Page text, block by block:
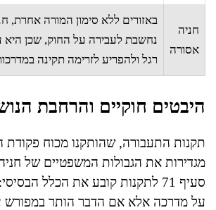
חניה
אסורה
באזורים ללא סימון המורה אחרת,
נחשבת לעבירה על החוק, שכן היא
רגל ולהפריע לזרימה תקינה
היבטים חוקיים והרחבת
תקנות התעבורה, שהותקנו מכוח פקודת
מגדירות את הגבולות המשפטיים של
סעיף 71 לתקנות קובע את הכלל
על מדרכה אלא אם הדבר הותר במפורש